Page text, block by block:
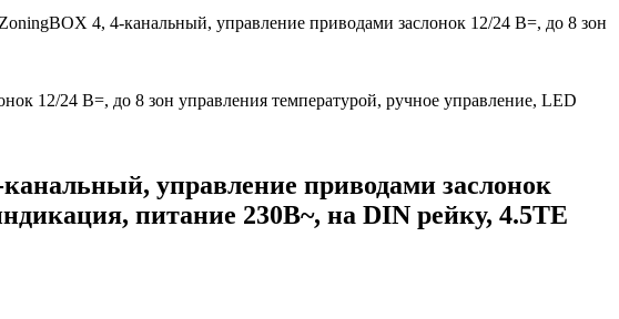
4, 4-канальный, управление приводами заслонок 12/24 В=, до 8 зон
12/24 В=, до 8 зон управления температурой, ручное управление, LED
управление приводами заслонок
питание 230В~, на DIN рейку, 4.5TE